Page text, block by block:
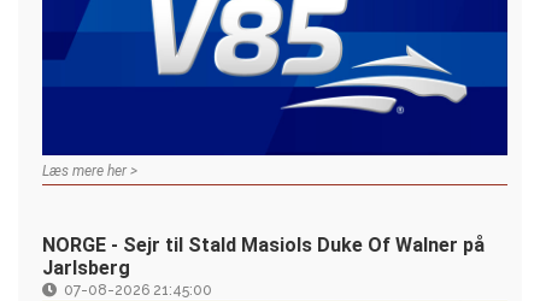
Læs mere her >
NORGE - Sejr til Stald Masiols Duke Of Walner på
Jarlsberg
07-08-2026 21:45:00